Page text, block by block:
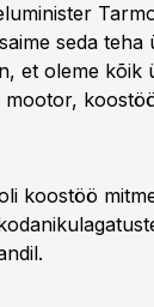
seda teha
et oleme kõik
koostöö